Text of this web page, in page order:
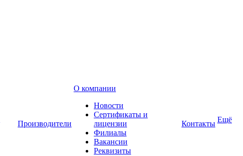
Производители
О компании
Новости
Сертификаты и
лицензии
Филиалы
Вакансии
Реквизиты
Контакты Ещё